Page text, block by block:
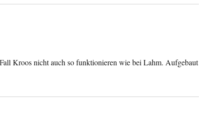
Kroos nicht auch so funktionieren wie bei Lahm. Aufgebaut